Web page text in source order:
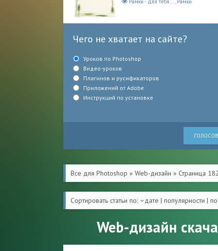
Рамки - Для тебя...., Рамки
Чего не хватает на сайте?
Уроков по Photoshop
Видео-уроков
Плагинов и русификаторов
Приложений от Adobe
Инструкций по установке
Все для Photoshop » Web-дизайн » Страница
Сортировать статьи по: дате | популярности |
Web-дизайн